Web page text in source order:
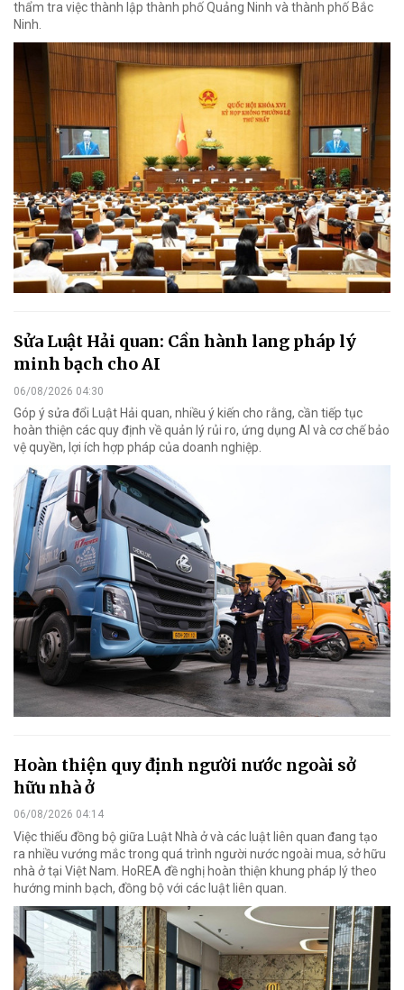
thẩm tra việc thành lập thành phố Quảng Ninh và thành phố Bắc
Ninh.
Sửa Luật Hải quan: Cần hành lang pháp lý
minh bạch cho AI
06/08/2026 04:30
Góp ý sửa đổi Luật Hải quan, nhiều ý kiến cho rằng, cần tiếp tục
hoàn thiện các quy định về quản lý rủi ro, ứng dụng AI và cơ chế bảo
vệ quyền, lợi ích hợp pháp của doanh nghiệp.
Hoàn thiện quy định người nước ngoài sở
hữu nhà ở
06/08/2026 04:14
Việc thiếu đồng bộ giữa Luật Nhà ở và các luật liên quan đang tạo
ra nhiều vướng mắc trong quá trình người nước ngoài mua, sở hữu
nhà ở tại Việt Nam. HoREA đề nghị hoàn thiện khung pháp lý theo
hướng minh bạch, đồng bộ với các luật liên quan.